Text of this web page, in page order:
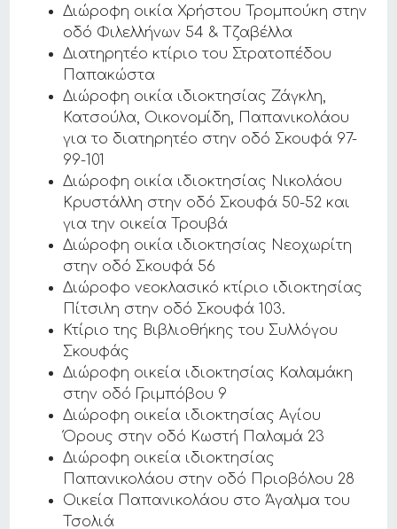
Διώροφη οικία Χρήστου Τρομπούκη στην
οδό Φιλελλήνων 54 & Τζαβέλλα
Διατηρητέο κτίριο του Στρατοπέδου
Παπακώστα
Διώροφη οικία ιδιοκτησίας Ζάγκλη,
Κατσούλα, Οικονομίδη, Παπανικολάου
για το διατηρητέο στην οδό Σκουφά 97-
99-101
Διώροφη οικία ιδιοκτησίας Νικολάου
Κρυστάλλη στην οδό Σκουφά 50-52 και
για την οικεία Τρουβά
Διώροφη οικία ιδιοκτησίας Νεοχωρίτη
στην οδό Σκουφά 56
Διώροφο νεοκλασικό κτίριο ιδιοκτησίας
Πίτσιλη στην οδό Σκουφά 103.
Κτίριο της Βιβλιοθήκης του Συλλόγου
Σκουφάς
Διώροφη οικεία ιδιοκτησίας Καλαμάκη
στην οδό Γριμπόβου 9
Διώροφη οικεία ιδιοκτησίας Αγίου
Όρους στην οδό Κωστή Παλαμά 23
Διώροφη οικεία ιδιοκτησίας
Παπανικολάου στην οδό Πριοβόλου 28
Οικεία Παπανικολάου στο Άγαλμα του
Τσολιά